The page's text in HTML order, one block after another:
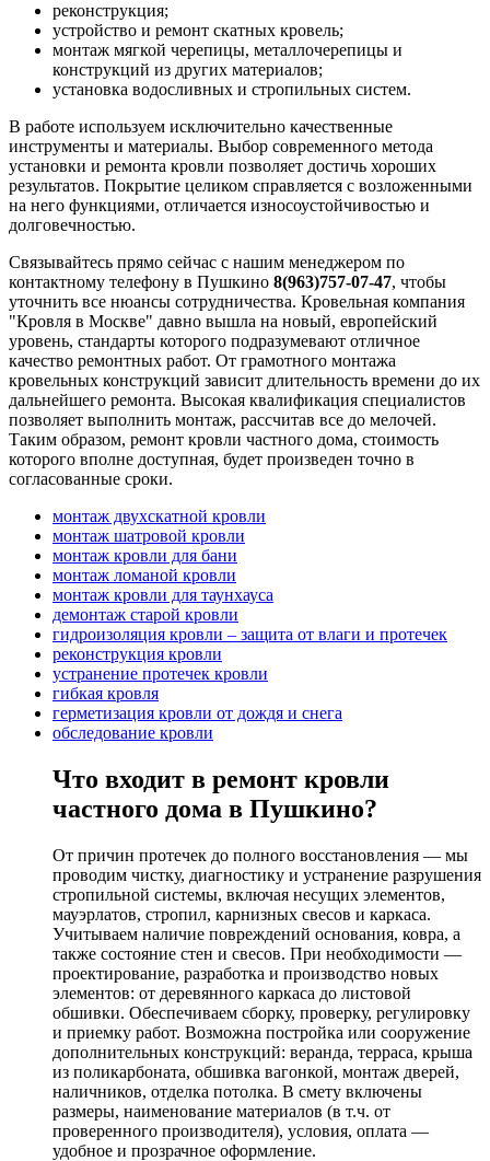
реконструкция;
устройство и ремонт скатных кровель;
монтаж мягкой черепицы, металлочерепицы и
конструкций из других материалов;
установка водосливных и стропильных систем.
В работе используем исключительно качественные
инструменты и материалы. Выбор современного метода
установки и ремонта кровли позволяет достичь хороших
результатов. Покрытие целиком справляется с возложенными
на него функциями, отличается износоустойчивостью и
долговечностью.
Связывайтесь прямо сейчас с нашим менеджером по
контактному телефону в Пушкино 8(963)757-07-47, чтобы
уточнить все нюансы сотрудничества. Кровельная компания
"Кровля в Москве" давно вышла на новый, европейский
уровень, стандарты которого подразумевают отличное
качество ремонтных работ. От грамотного монтажа
кровельных конструкций зависит длительность времени до их
дальнейшего ремонта. Высокая квалификация специалистов
позволяет выполнить монтаж, рассчитав все до мелочей.
Таким образом, ремонт кровли частного дома, стоимость
которого вполне доступная, будет произведен точно в
согласованные сроки.
монтаж двухскатной кровли
монтаж шатровой кровли
монтаж кровли для бани
монтаж ломаной кровли
монтаж кровли для таунхауса
демонтаж старой кровли
гидроизоляция кровли – защита от влаги и протечек
реконструкция кровли
устранение протечек кровли
гибкая кровля
герметизация кровли от дождя и снега
обследование кровли
Что входит в ремонт кровли
частного дома в Пушкино?
От причин протечек до полного восстановления — мы
проводим чистку, диагностику и устранение разрушения
стропильной системы, включая несущих элементов,
мауэрлатов, стропил, карнизных свесов и каркаса.
Учитываем наличие повреждений основания, ковра, а
также состояние стен и свесов. При необходимости —
проектирование, разработка и производство новых
элементов: от деревянного каркаса до листовой
обшивки. Обеспечиваем сборку, проверку, регулировку
и приемку работ. Возможна постройка или сооружение
дополнительных конструкций: веранда, терраса, крыша
из поликарбоната, обшивка вагонкой, монтаж дверей,
наличников, отделка потолка. В смету включены
размеры, наименование материалов (в т.ч. от
проверенного производителя), условия, оплата —
удобное и прозрачное оформление.